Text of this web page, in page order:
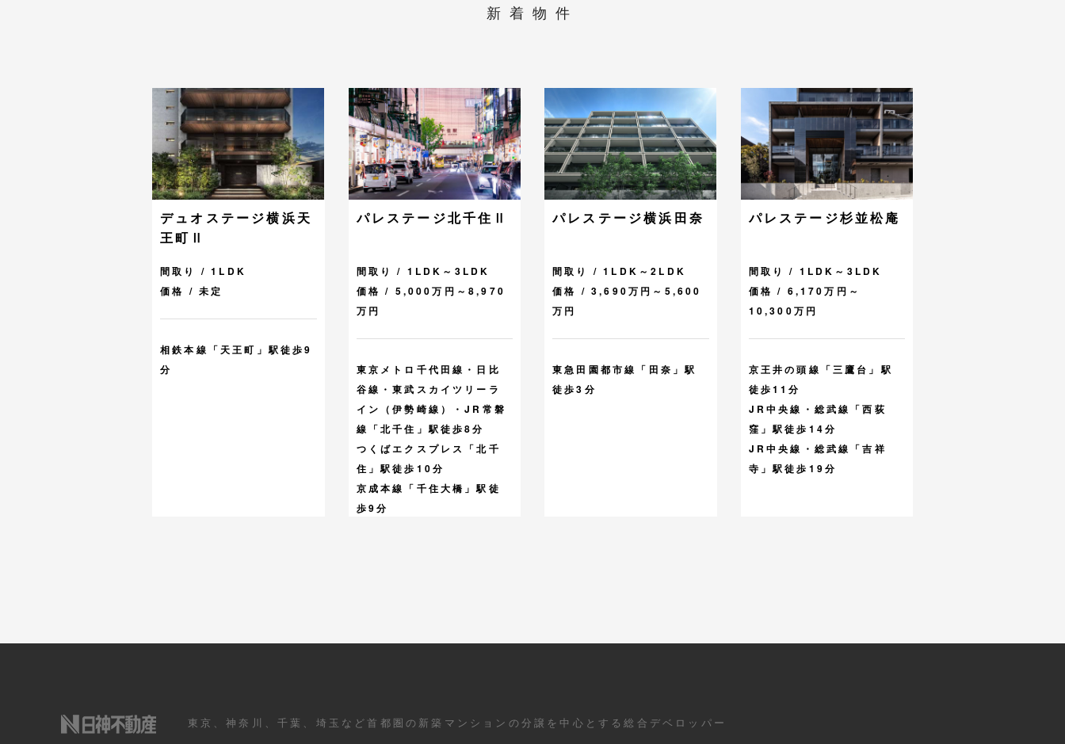
新着物件
デュオステージ横浜天
王町Ⅱ
間取り / 1LDK
価格 / 未定
相鉄本線「天王町」駅徒歩9
分
パレステージ北千住Ⅱ
間取り / 1LDK～3LDK
価格 / 5,000万円～8,970
万円
東京メトロ千代田線・日比
谷線・東武スカイツリーラ
イン（伊勢崎線）・JR常磐
線「北千住」駅徒歩8分
つくばエクスプレス「北千
住」駅徒歩10分
京成本線「千住大橋」駅徒
歩9分
パレステージ横浜田奈
間取り / 1LDK～2LDK
価格 / 3,690万円～5,600
万円
東急田園都市線「田奈」駅
徒歩3分
パレステージ杉並松庵
間取り / 1LDK～3LDK
価格 / 6,170万円～
10,300万円
京王井の頭線「三鷹台」駅
徒歩11分
JR中央線・総武線「西荻
窪」駅徒歩14分
JR中央線・総武線「吉祥
寺」駅徒歩19分
東京、神奈川、千葉、埼玉など首都圏の新築マンションの分譲を中心とする総合デベロッパー